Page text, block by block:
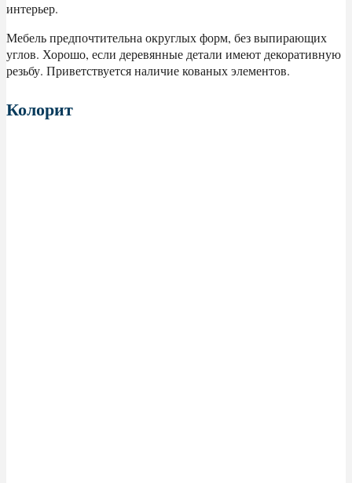
интерьер.
Мебель предпочтительна округлых форм, без выпирающих
углов. Хорошо, если деревянные детали имеют декоративную
резьбу. Приветствуется наличие кованых элементов.
Колорит